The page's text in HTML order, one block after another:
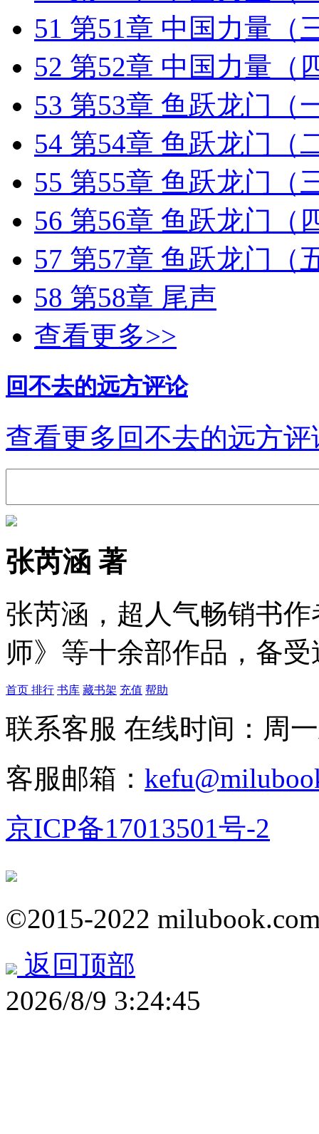
51 第51章 中国力量（
52 第52章 中国力量（
53 第53章 鱼跃龙门（
54 第54章 鱼跃龙门（
55 第55章 鱼跃龙门（
56 第56章 鱼跃龙门（
57 第57章 鱼跃龙门（
58 第58章 尾声
查看更多>>
回不去的远方评论
查看更多回不去的远方评
张芮涵 著
张芮涵，超人气畅销书
师》等十余部作品，备
首页 排行 书库 藏书架 充值 帮助
联系客服 在线时间：周
客服邮箱：
京ICP备17013501号-2
©2015-2022
返回顶部
2026/8/9 3:24:45